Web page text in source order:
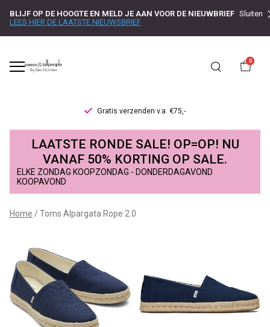
BLIJF OP DE HOOGTE EN MELD JE AAN VOOR DE NIEUWBRIEF
LEES HIER DE LAATSTE NIEUWSBRIEF
Sluiten
0
Gratis verzenden v.a. €75,-
Toms
Alpargata
Rope
2.0
Passo
LAATSTE RONDE SALE! OP=OP! NU
VANAF 50% KORTING OP SALE.
ELKE ZONDAG KOOPZONDAG - DONDERDAGAVOND
KOOPAVOND
Home Toms Alpargata Rope 2.0